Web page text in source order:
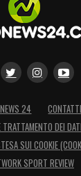
24 CONTATTI
DEI
SUI COOKIE
SPORT REVIEW